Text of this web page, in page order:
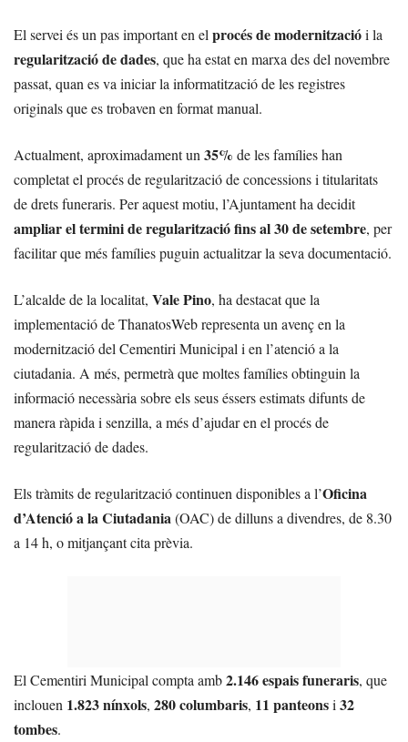
El servei és un pas important en el procés de modernitzaciói la
regularització de dades, que ha estat en marxa des del novembre
passat, quan es va iniciar la informatització de les registres
originals que es trobaven en format manual.
Actualment, aproximadament un 35% de les famílies han
completat el procés de regularització de concessions i titularitats
de drets funeraris. Per aquest motiu, l’Ajuntament ha decidit
ampliar el termini de regularització fins al 30 de setembre, per
facilitar que més famílies puguin actualitzar la seva documentació.
L’alcalde de la localitat, Vale Pino, ha destacat que la
implementació de ThanatosWeb representa un avenç en la
modernització del Cementiri Municipal i en l’atenció a la
ciutadania. A més, permetrà que moltes famílies obtinguin la
informació necessària sobre els seus éssers estimats difunts de
manera ràpida i senzilla, a més d’ajudar en el procés de
regularització de dades.
Els tràmits de regularització continuen disponibles a l’Oficina
d’Atenció a la Ciutadania(OAC) de dilluns a divendres, de 8.30
a 14 h, o mitjançant cita prèvia.
El Cementiri Municipal compta amb2.146 espais funeraris, que
inclouen 1.823 nínxols, 280 columbaris, 11 panteonsi 32
tombes.